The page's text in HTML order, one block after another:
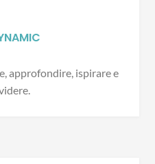
approfondire, ispirare e